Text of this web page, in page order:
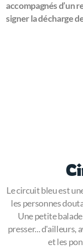
accompagnés d’un
signer la décharge
Le circuit bleu est
les personnes
Une petite
presser... d'ailleurs,
et les